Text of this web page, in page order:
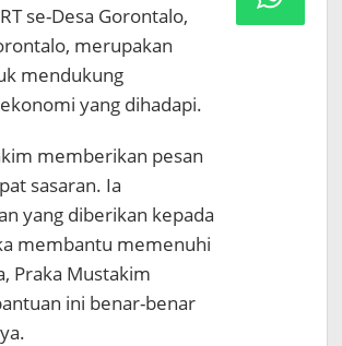
se-Desa Gorontalo,
merupakan
mendukung
yang dihadapi.
memberikan pesan
sasaran. Ia
yang diberikan kepada
membantu memenuhi
Praka Mustakim
ini benar-benar